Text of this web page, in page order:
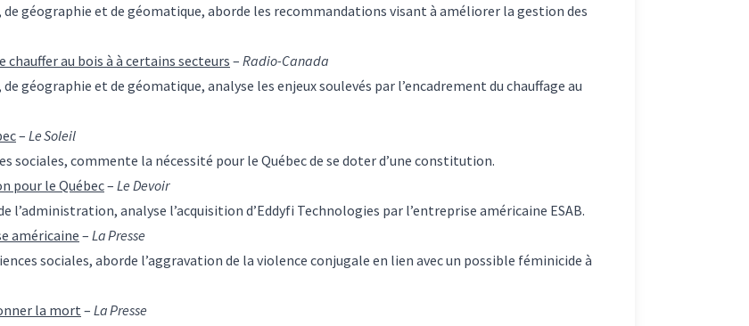
géographie et de géomatique, aborde les recommandations visant à améliorer la gestion des
au bois à à certains secteurs – Radio-Canada
géographie et de géomatique, analyse les enjeux soulevés par l’encadrement du chauffage au
– Le Soleil
sociales, commente la nécessité pour le Québec de se doter d’une constitution.
pour le Québec– Le Devoir
l’administration, analyse l’acquisition d’Eddyfi Technologies par l’entreprise américaine ESAB.
américaine – La Presse
sociales, aborde l’aggravation de la violence conjugale en lien avec un possible féminicide à
la mort – La Presse